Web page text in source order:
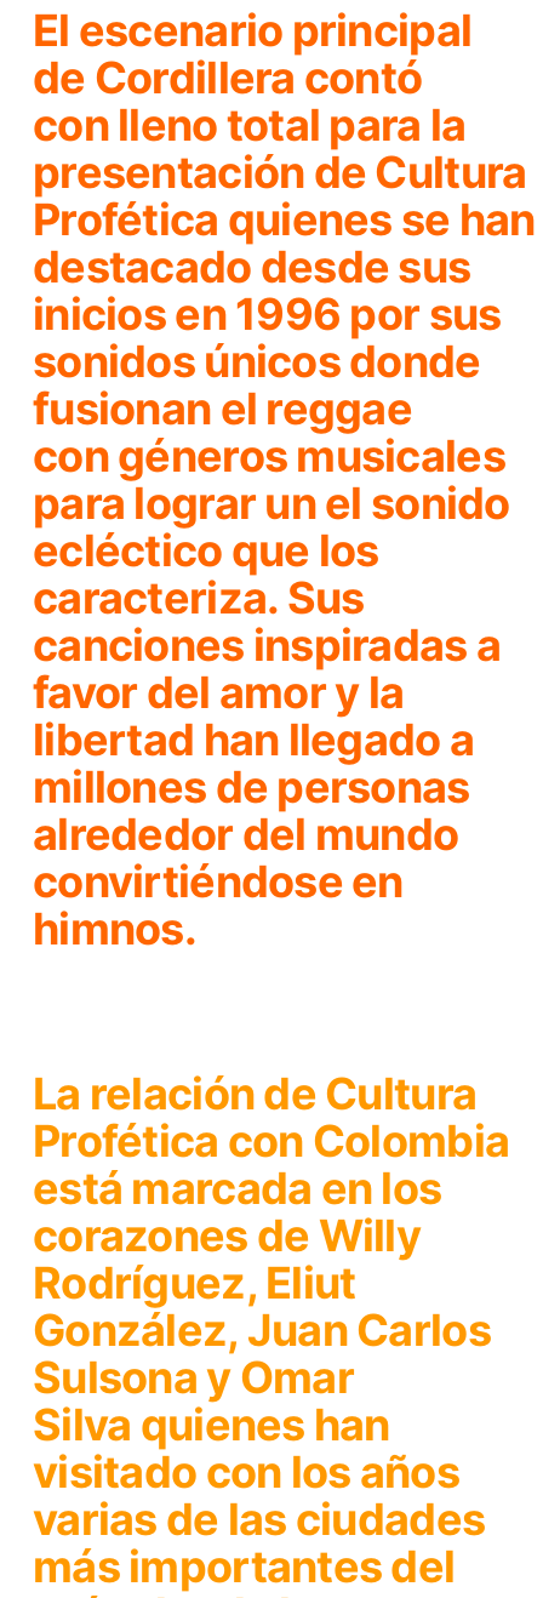
El escenario principal
de Cordillera contó
con lleno total para la
presentación deCultura
Profética quienes se han
destacado desde sus
inicios en 1996 por sus
sonidos únicos donde
fusionan el reggae
con géneros musicales
para lograr un el sonido
ecléctico que los
caracteriza. Sus
canciones inspiradas a
favor del amor y la
libertad han llegado a
millones de personas
alrededor del mundo
convirtiéndose en
himnos.
La relación deCultura
Profética con Colombia
está marcada en los
corazones deWilly
Rodríguez, Eliut
González, Juan Carlos
Sulsona y Omar
Silva quienes han
visitado con los años
varias de las ciudades
más importantes del